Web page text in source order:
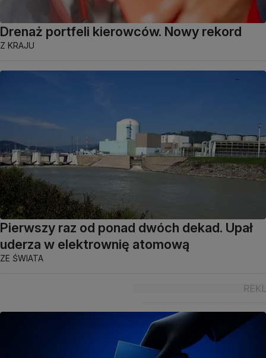
Drenaż portfeli kierowców. Nowy rekord
Z KRAJU
Pierwszy raz od ponad dwóch dekad. Upał
uderza w elektrownię atomową
ZE ŚWIATA